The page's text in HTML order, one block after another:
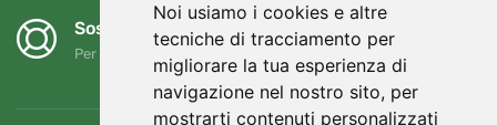
Noi usiamo i cookies e altre
tecniche di tracciamento per
migliorare la tua esperienza di
navigazione nel nostro sito, per
mostrarti contenuti personalizzati
Sosteniamo Trees.org
Per ogni ordine piantiamo un albero! Leggi di più